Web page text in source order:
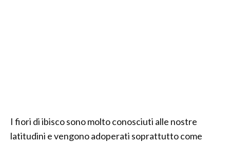
I fiori di ibisco sono molto conosciuti alle nostre
latitudini e vengono adoperati soprattutto come